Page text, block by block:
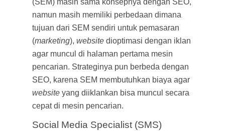
(SEM) masih sama konsepnya dengan SEO,
namun masih memiliki perbedaan dimana
tujuan dari SEM sendiri untuk pemasaran
(marketing), websitedioptimasi dengan iklan
agar muncul di halaman pertama mesin
pencarian. Strateginya pun berbeda dengan
SEO, karena SEM membutuhkan biaya agar
websiteyang diiklankan bisa muncul secara
cepat di mesin pencarian.
Social Media Specialist (SMS)